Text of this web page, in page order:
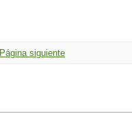
Página siguiente